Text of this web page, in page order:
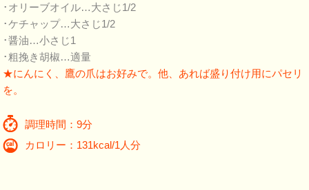
･オリーブオイル…大さじ1/2
･ケチャップ…大さじ1/2
･醤油…小さじ1
･粗挽き胡椒…適量
★にんにく、鷹の爪はお好みで。他、あれば盛り付け用にパセリ
を。
調理時間：9分
カロリー：131kcal/1人分